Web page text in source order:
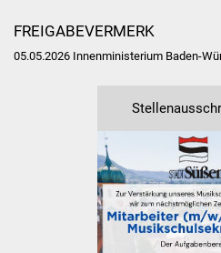
FREIGABEVERMERK
05.05.2026 Innenministerium Baden-